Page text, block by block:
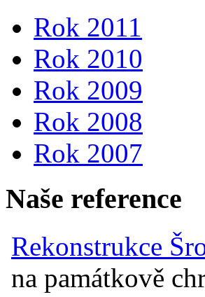
Rok 2011
Rok 2010
Rok 2009
Rok 2008
Rok 2007
Naše reference
Rekonstrukce
na památkově